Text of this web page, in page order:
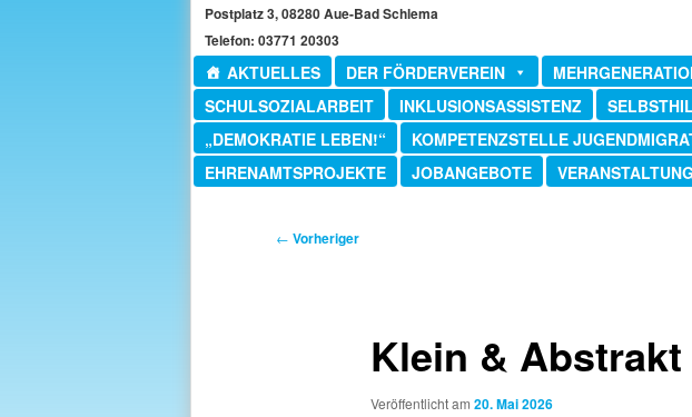
Postplatz 3, 08280 Aue-Bad Schlema
Telefon: 03771 20303
Hauptmenü
AKTUELLES DER FÖRDERVEREIN
SCHULSOZIALARBEIT
INKLUSIONSASSISTENZ
„DEMOKRATIE LEBEN!“
KOMPETENZSTELLE
EHRENAMTSPROJEKTE
JOBANGEBOTE
Beitragsnavigation
← Vorheriger
Klein & Abstrakt
Veröffentlicht am 20. Mai 2026